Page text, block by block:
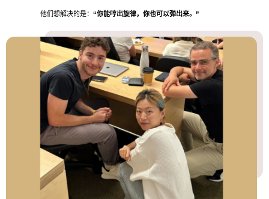
他们想解决的是： “你能哼出旋律，你也可以弹出来。”